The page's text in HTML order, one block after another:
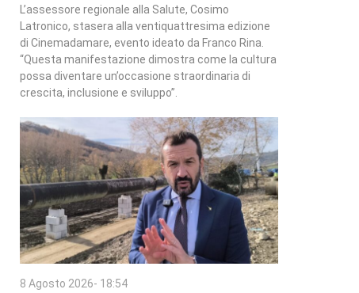
L’assessore regionale alla Salute, Cosimo
Latronico, stasera alla ventiquattresima edizione
di Cinemadamare, evento ideato da Franco Rina.
“Questa manifestazione dimostra come la cultura
possa diventare un’occasione straordinaria di
crescita, inclusione e sviluppo”.
8 Agosto 2026- 18:54